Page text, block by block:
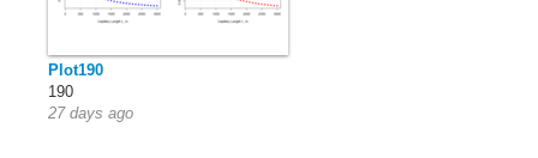
Plot190
190
27 days ago